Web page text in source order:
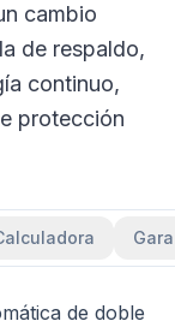
cambio
de respaldo,
continuo,
protección
de doble